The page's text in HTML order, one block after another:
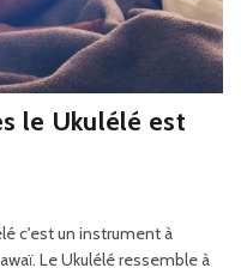
le Ukulélé est
c'est un instrument à
Le Ukulélé ressemble à